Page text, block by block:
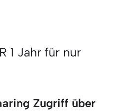
1 Jahr für nur
Zugriff über